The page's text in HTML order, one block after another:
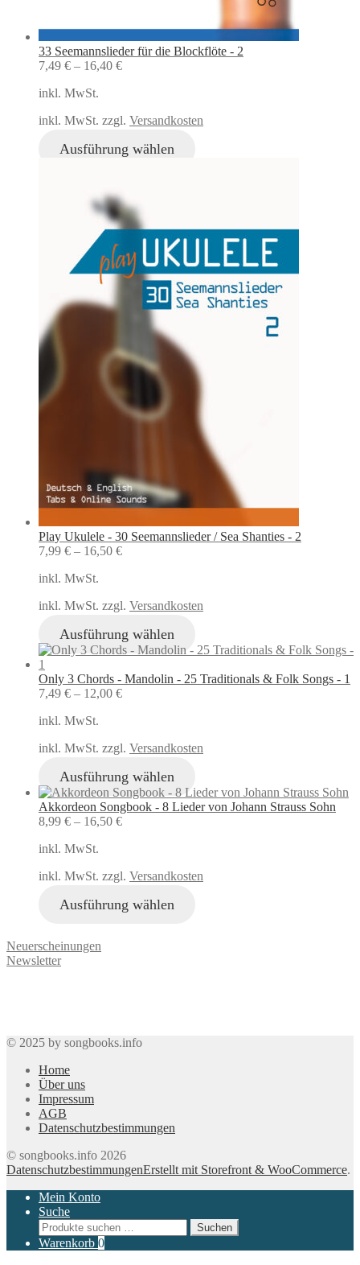
33 Seemannslieder für die Blockflöte - 2
7,49 € – 16,40 €
inkl. MwSt.
inkl. MwSt. zzgl. Versandkosten
Ausführung wählen
Play Ukulele - 30 Seemannslieder / Sea Shanties - 2
7,99 € – 16,50 €
inkl. MwSt.
inkl. MwSt. zzgl. Versandkosten
Ausführung wählen
Only 3 Chords - Mandolin - 25 Traditionals & Folk Songs - 1
7,49 € – 12,00 €
inkl. MwSt.
inkl. MwSt. zzgl. Versandkosten
Ausführung wählen
Akkordeon Songbook - 8 Lieder von Johann Strauss Sohn
8,99 € – 16,50 €
inkl. MwSt.
inkl. MwSt. zzgl. Versandkosten
Ausführung wählen
Neuerscheinungen
Newsletter
© 2025 by songbooks.info
Home
Über uns
Impressum
AGB
Datenschutzbestimmungen
© songbooks.info 2026
DatenschutzbestimmungenErstellt mit Storefront & WooCommerce.
Mein Konto
Suche
Suchen
nach:
Suchen
Warenkorb 0